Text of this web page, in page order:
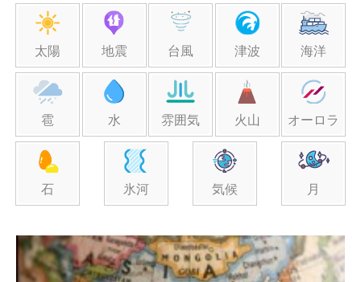
太陽 地震 台風 津波 海洋
雹 水 雰囲気 火山 オーロラ
石 氷河 気候 月